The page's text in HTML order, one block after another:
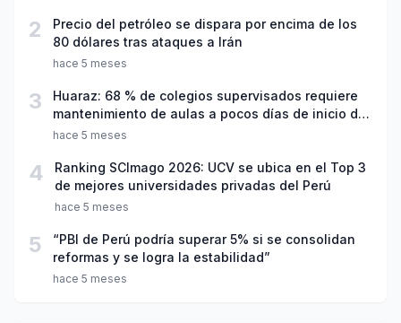
2
Precio del petróleo se dispara por encima de los
80 dólares tras ataques a Irán
hace 5 meses
3
Huaraz: 68 % de colegios supervisados requiere
mantenimiento de aulas a pocos días de inicio del
año escolar 2026
hace 5 meses
4
Ranking SCImago 2026: UCV se ubica en el Top 3
de mejores universidades privadas del Perú
hace 5 meses
5
“PBI de Perú podría superar 5% si se consolidan
reformas y se logra la estabilidad”
hace 5 meses